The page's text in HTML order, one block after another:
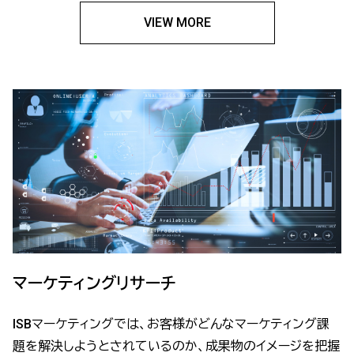
VIEW MORE
マーケティングリサーチ
ISBマーケティングでは、お客様がどんなマーケティング課
題を解決しようとされているのか、成果物のイメージを把握